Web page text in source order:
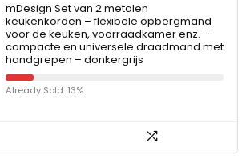
mDesign Set van 2 metalen
keukenkorden – flexibele opbergmand
voor de keuken, voorraadkamer enz. –
compacte en universele draadmand met
handgrepen – donkergrijs
Already Sold: 13%